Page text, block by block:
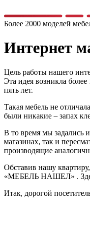
Более 2000 моделей
Интернет
Цель работы нашего
Эта идея возникла
пять лет.
Такая мебель не
были никакие – запах
В то время мы задались
магазинах, так и
производящие
Обставив нашу
«МЕБЕЛЬ НАШЕЛ» . Здесь
Итак, дорогой